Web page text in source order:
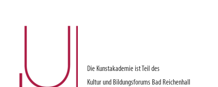
Die Kunstakademie ist Teil des
Kultur und Bildungsforums Bad Reichenhall